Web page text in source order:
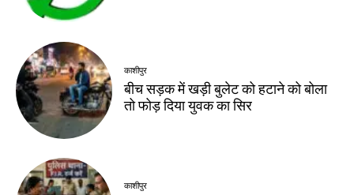
काशीपुर
बीच सड़क में खड़ी बुलेट को हटाने को बोला
तो फोड़ दिया युवक का सिर
काशीपुर